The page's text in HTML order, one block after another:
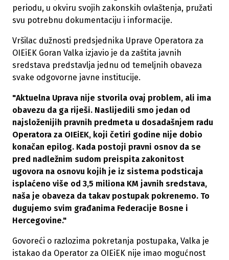
periodu, u okviru svojih zakonskih ovlaštenja, pružati
svu potrebnu dokumentaciju i informacije.
Vršilac dužnosti predsjednika Uprave Operatora za
OIEiEK Goran Valka izjavio je da zaštita javnih
sredstava predstavlja jednu od temeljnih obaveza
svake odgovorne javne institucije.
"Aktuelna Uprava nije stvorila ovaj problem, ali ima
obavezu da ga riješi. Naslijedili smo jedan od
najsloženijih pravnih predmeta u dosadašnjem radu
Operatora za OIEiEK, koji četiri godine nije dobio
konačan epilog. Kada postoji pravni osnov da se
pred nadležnim sudom preispita zakonitost
ugovora na osnovu kojih je iz sistema podsticaja
isplaćeno više od 3,5 miliona KM javnih sredstava,
naša je obaveza da takav postupak pokrenemo. To
dugujemo svim građanima Federacije Bosne i
Hercegovine."
Govoreći o razlozima pokretanja postupaka, Valka je
istakao da Operator za OIEiEK nije imao mogućnost